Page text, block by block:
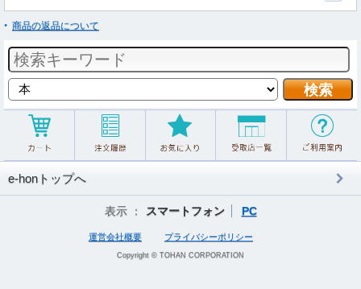
商品の返品について
e-honトップへ
表示 ： スマートフォン PC
運営会社概要 プライバシーポリシー
Copyright © TOHAN CORPORATION